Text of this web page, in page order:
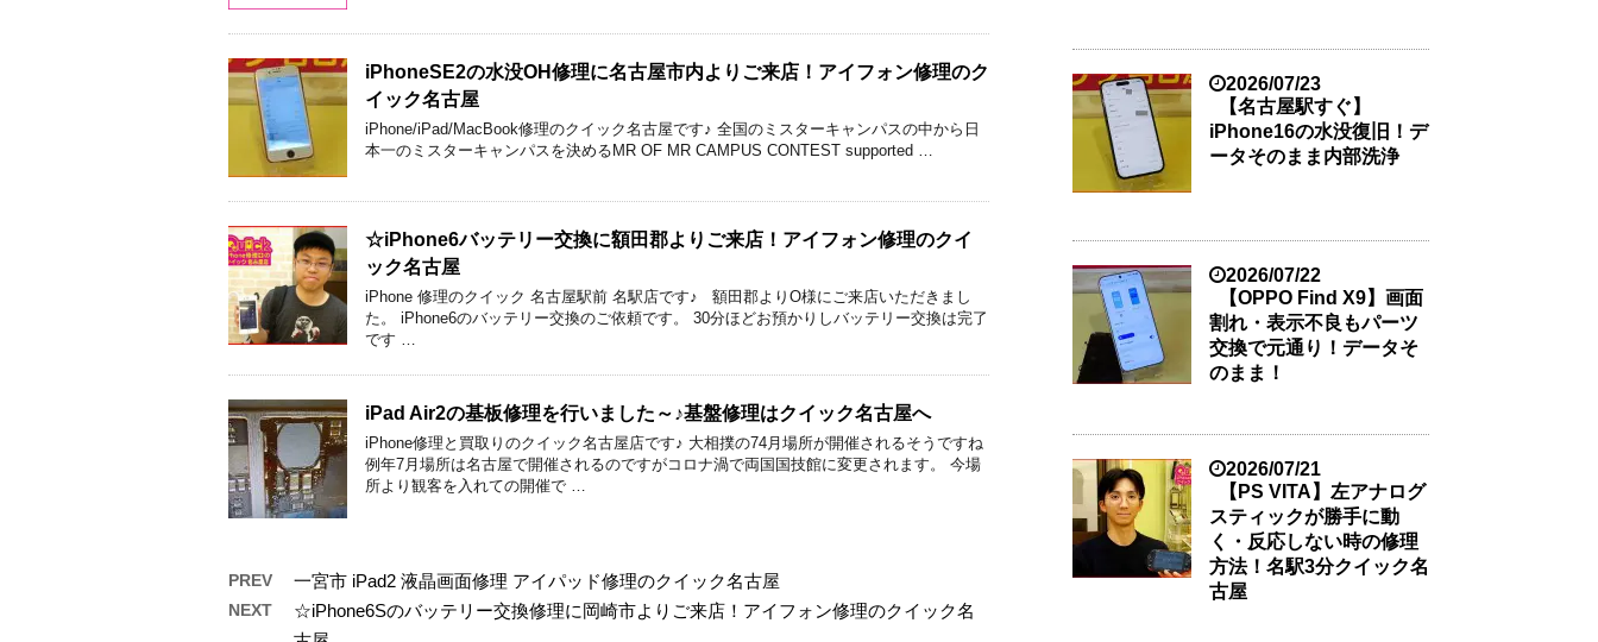
iPhoneSE2の水没OH修理に名古屋市内よりご来店！アイフォン修理のク
イック名古屋
iPhone/iPad/MacBook修理のクイック名古屋です♪ 全国のミスターキャンパスの中から日
本一のミスターキャンパスを決めるMR OF MR CAMPUS CONTEST supported …
☆iPhone6バッテリー交換に額田郡よりご来店！アイフォン修理のクイ
ック名古屋
iPhone 修理のクイック 名古屋駅前 名駅店です♪ 額田郡よりO様にご来店いただきまし
た。 iPhone6のバッテリー交換のご依頼です。 30分ほどお預かりしバッテリー交換は完了
です …
iPad Air2の基板修理を行いました～♪基盤修理はクイック名古屋へ
iPhone修理と買取りのクイック名古屋店です♪ 大相撲の74月場所が開催されるそうですね
例年7月場所は名古屋で開催されるのですがコロナ渦で両国国技館に変更されます。 今場
所より観客を入れての開催で …
PREV 一宮市 iPad2 液晶画面修理 アイパッド修理のクイック名古屋
NEXT
☆iPhone6Sのバッテリー交換修理に岡崎市よりご来店！アイフォン修理のクイック名
2026/07/23
【名古屋駅すぐ】
iPhone16の水没復旧！デ
ータそのまま内部洗浄
2026/07/22
【OPPO Find X9】画面
割れ・表示不良もパーツ
交換で元通り！データそ
のまま！
2026/07/21
【PS VITA】左アナログ
スティックが勝手に動
く・反応しない時の修理
方法！名駅3分クイック名
古屋